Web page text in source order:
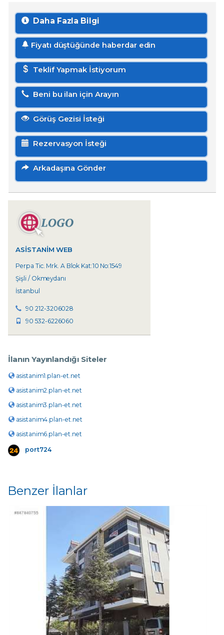
Daha Fazla Bilgi
Fiyatı düştüğünde haberdar edin
Teklif Yapmak İstiyorum
Beni bu ilan için Arayın
Görüş Gezisi İsteği
Rezervasyon İsteği
Arkadaşına Gönder
ASISTANIM WEB
Perpa Tic. Mrk. A Blok Kat:10 No:1549
Şişli / Okmeydanı
İstanbul
90 212-3206028
90 532-6226060
İlanın Yayınlandığı Siteler
asistanim1.plan-et.net
asistanim2.plan-et.net
asistanim3.plan-et.net
asistanim4.plan-et.net
asistanim6.plan-et.net
port724
Benzer İlanlar